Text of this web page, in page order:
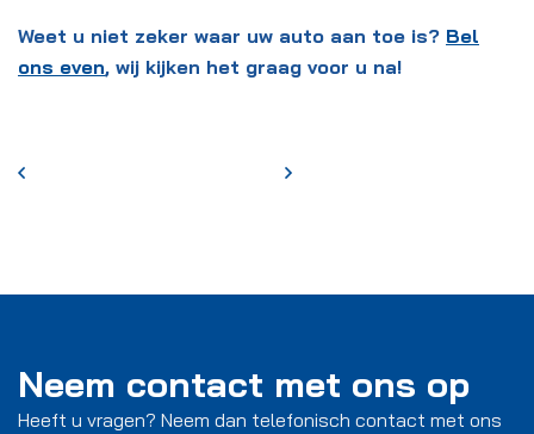
Weet u niet zeker waar uw auto aan toe is? Bel
ons even, wij kijken het graag voor u na!
Neem contact met ons op
Heeft u vragen? Neem dan telefonisch contact met ons